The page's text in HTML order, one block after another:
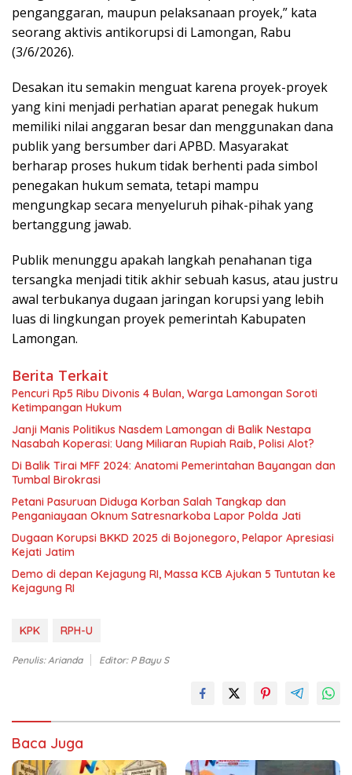
penganggaran, maupun pelaksanaan proyek,” kata
seorang aktivis antikorupsi di Lamongan, Rabu
(3/6/2026).
Desakan itu semakin menguat karena proyek-proyek
yang kini menjadi perhatian aparat penegak hukum
memiliki nilai anggaran besar dan menggunakan dana
publik yang bersumber dari APBD. Masyarakat
berharap proses hukum tidak berhenti pada simbol
penegakan hukum semata, tetapi mampu
mengungkap secara menyeluruh pihak-pihak yang
bertanggung jawab.
Publik menunggu apakah langkah penahanan tiga
tersangka menjadi titik akhir sebuah kasus, atau justru
awal terbukanya dugaan jaringan korupsi yang lebih
luas di lingkungan proyek pemerintah Kabupaten
Lamongan.
Berita Terkait
Pencuri Rp5 Ribu Divonis 4 Bulan, Warga Lamongan Soroti
Ketimpangan Hukum
Janji Manis Politikus Nasdem Lamongan di Balik Nestapa
Nasabah Koperasi: Uang Miliaran Rupiah Raib, Polisi Alot?
Di Balik Tirai MFF 2024: Anatomi Pemerintahan Bayangan dan
Tumbal Birokrasi
Petani Pasuruan Diduga Korban Salah Tangkap dan
Penganiayaan Oknum Satresnarkoba Lapor Polda Jati
Dugaan Korupsi BKKD 2025 di Bojonegoro, Pelapor Apresiasi
Kejati Jatim
Demo di depan Kejagung RI, Massa KCB Ajukan 5 Tuntutan ke
Kejagung RI
KPK RPH-U
Penulis: Arianda Editor: P Bayu S
Baca Juga